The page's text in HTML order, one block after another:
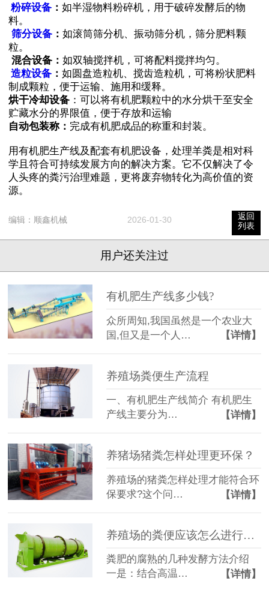
粉碎设备 ： 如半湿物料粉碎机，用于破碎发酵后的物
料。
筛分设备 ： 如滚筒筛分机、振动筛分机，筛分肥料颗
粒。
混合设备： 如双轴搅拌机，可将配料搅拌均匀。
造粒设备 ： 如圆盘造粒机、搅齿造粒机，可将粉状肥料
制成颗粒，便于运输、施用和缓释。
烘干冷却设备 ：可以将有机肥颗粒中的水分烘干至安全
贮藏水分的界限值，便于存放和运输
自动包装称： 完成有机肥成品的称重和封装。
用有机肥生产线及配套有机肥设备，处理羊粪是相对科
学且符合可持续发展方向的解决方案。它不仅解决了令
人头疼的粪污治理难题，更将废弃物转化为高价值的资
源。
编辑： 顺鑫机械 2026-01-30
返回
列表
用户还关注过
有机肥生产线多少钱?
众所周知,我国虽然是一个农业大
国,但又是一个人…
【详情】
养殖场粪便生产流程
一、有机肥生产线简介 有机肥生
产线主要分为…
【详情】
养猪场猪粪怎样处理更环保？
养殖场的猪粪怎样处理才能符合环
保要求?这个问…
【详情】
养殖场的粪便应该怎么进行处理？
粪肥的腐熟的几种发酵方法介绍
一是：结合高温…
【详情】